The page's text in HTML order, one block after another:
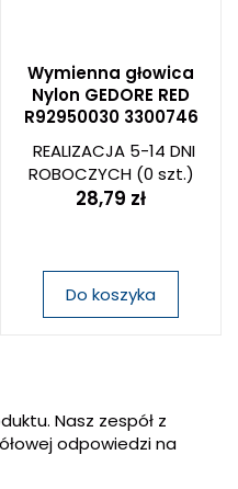
Wymienna głowica
Nylon GEDORE RED
R92950030 3300746
REALIZACJA 5-14 DNI
ROBOCZYCH(0 szt.)
28,79 zł
Do koszyka
Nasz zespół z
odpowiedzi na